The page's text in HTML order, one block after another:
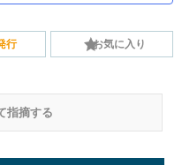
行 お気に入り
指摘する